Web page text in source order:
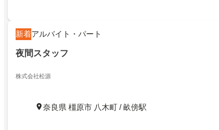
新着アルバイト・パート
夜間スタッフ
株式会社松源
奈良県 橿原市 八木町 / 畝傍駅